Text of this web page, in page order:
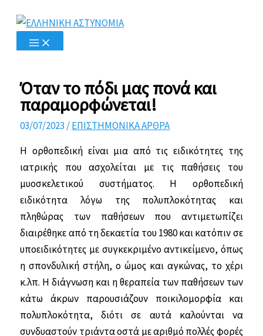
Μετάβαση
στο
περιεχόμενο
Όταν το πόδι μας πονά και
παραμορφώνεται!
03/07/2023 /ΕΠΙΣΤΗΜΟΝΙΚΑ ΑΡΘΡΑ
Η ορθοπεδική είναι μια από τις ειδικό­τητες της
ιατρικής που ασχολείται με τις παθήσεις του
μυοσκελετικού συστήματος. Η ορθοπεδική
ειδικότητα λόγω της πολυπλοκότητας και
πληθώρας των παθήσε­ων που αντιμετωπίζει
διαιρέθηκε από τη δεκαετία του 1980 και κατόπιν σε
υποειδικότητες με συγκεκριμένο αντικείμενο, όπως
η σπονδυλική στήλη, ο ώμος και αγκώνας, το χέρι
κ.λπ. Η διάγνωση και η θεραπεία των παθήσεων των
κάτω άκρων παρουσιάζουν ποικιλομορφία και
πολυπλοκότητα, διότι σε αυτά καλούνται να
συνδυαστούν τριάντα οστά με αριθμό πολλές φορές